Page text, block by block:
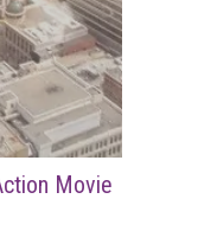
Movie